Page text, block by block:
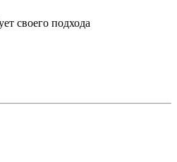
своего подхода